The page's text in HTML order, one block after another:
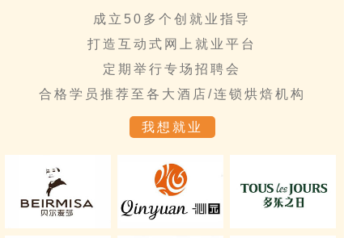
成立50多个创就业指导
打造互动式网上就业平台
定期举行专场招聘会
合格学员推荐至各大酒店/连锁烘焙机构
我想就业